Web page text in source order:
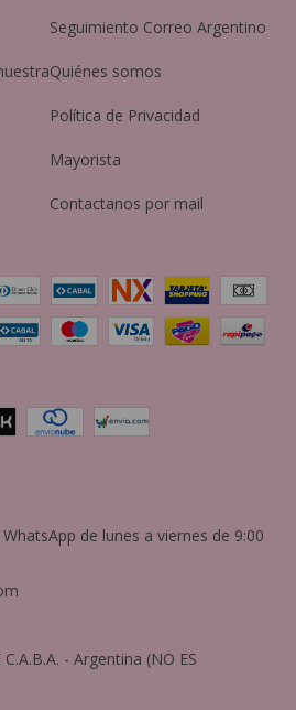
Seguimiento Correo Argentino
Quiénes somos
Política de Privacidad
Mayorista
Contactanos por mail
de lunes a viernes de 9:00
- Argentina (NO ES